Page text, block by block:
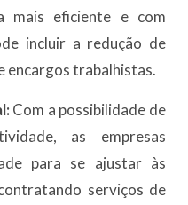
mais eficiente e com
incluir a redução de
encargos trabalhistas.
Com a possibilidade de
as empresas
para se ajustar às
serviços de